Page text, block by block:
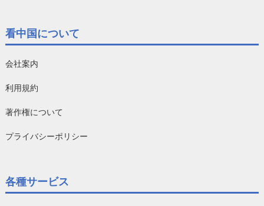
看中国について
会社案内
利用規約
著作権について
プライバシーポリシー
各種サービス